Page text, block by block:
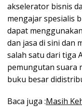
akselerator bisnis
mengajar spesialis
dapat
dan jasa di sini dan
salah satu dari tiga
pemungutan suara
buku besar
Baca juga :Masih